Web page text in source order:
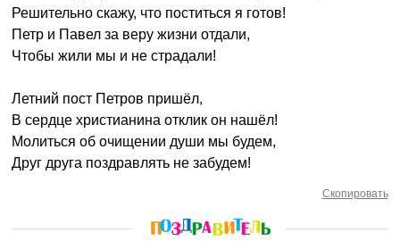
Решительно скажу, что поститься я готов!
Петр и Павел за веру жизни отдали,
Чтобы жили мы и не страдали!
Летний пост Петров пришёл,
В сердце христианина отклик он нашёл!
Молиться об очищении души мы будем,
Друг друга поздравлять не забудем!
Скопировать